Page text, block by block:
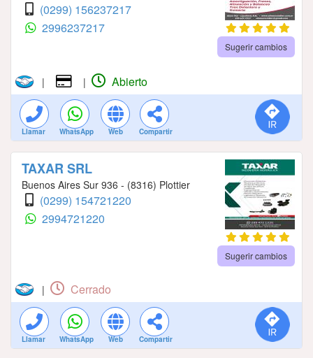
(0299) 156237217
2996237217
Sugerir cambios
| | Abierto
Llamar WhatsApp Web Compartir
TAXAR SRL
Buenos Aires Sur 936 - (8316) Plottier
(0299) 154721220
2994721220
Sugerir cambios
| Cerrado
Llamar WhatsApp Web Compartir